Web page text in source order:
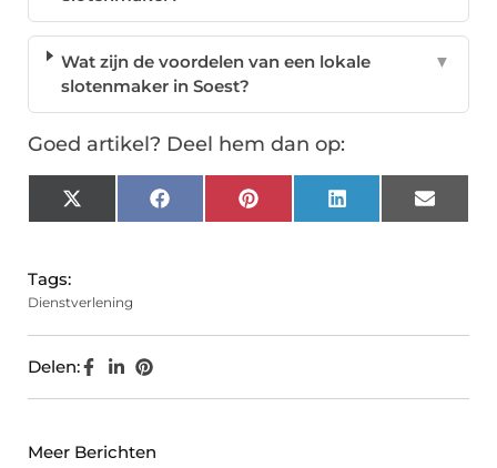
Wat zijn de voordelen van een lokale
slotenmaker in Soest?
▼
Goed artikel? Deel hem dan op:
X
(Twitter)
FacebookPinterest LinkedIn Email
Tags:
Dienstverlening
Delen:
Meer Berichten